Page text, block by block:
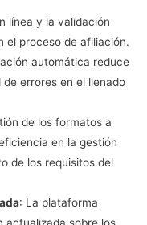
línea y la validación
el proceso de afiliación.
automática reduce
errores en el llenado
de los formatos a
en la gestión
de los requisitos del
: La plataforma